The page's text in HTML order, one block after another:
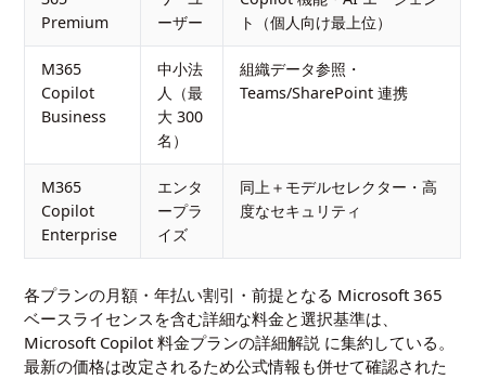
Premium
ーザー
ト（個人向け最上位）
M365
Copilot
Business
中小法
人（最
大 300
名）
組織データ参照・
Teams/SharePoint 連携
M365
Copilot
Enterprise
エンタ
ープラ
イズ
同上＋モデルセレクター・高
度なセキュリティ
各プランの月額・年払い割引・前提となる Microsoft 365
ベースライセンスを含む詳細な料金と選択基準は、
Microsoft Copilot 料金プランの詳細解説 に集約している。
最新の価格は改定されるため公式情報も併せて確認された